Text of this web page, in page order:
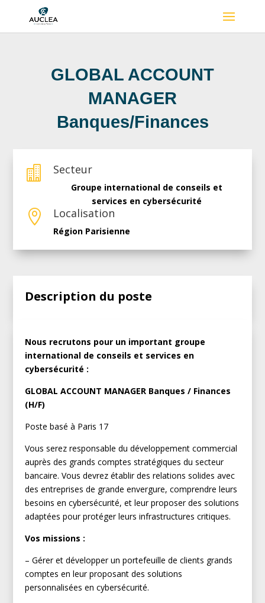
GLOBAL ACCOUNT
MANAGER
Banques/Finances
 Secteur
Groupe international de conseils et
services en cybersécurité
 Localisation
Région Parisienne
Description du poste
Nous recrutons pour un important groupe
international de conseils et services en
cybersécurité :
GLOBAL ACCOUNT MANAGER Banques / Finances
(H/F)
Poste basé à Paris 17
Vous serez responsable du développement commercial
auprès des grands comptes stratégiques du secteur
bancaire. Vous devrez établir des relations solides avec
des entreprises de grande envergure, comprendre leurs
besoins en cybersécurité, et leur proposer des solutions
adaptées pour protéger leurs infrastructures critiques.
Vos missions :
– Gérer et développer un portefeuille de clients grands
comptes en leur proposant des solutions
personnalisées en cybersécurité.